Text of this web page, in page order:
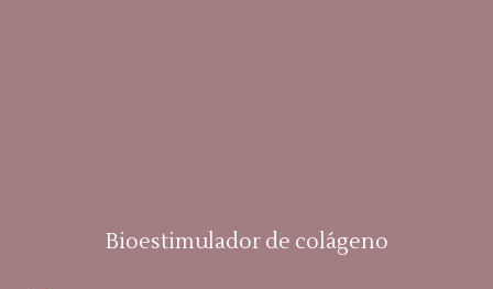
Bioestimulador de colágeno